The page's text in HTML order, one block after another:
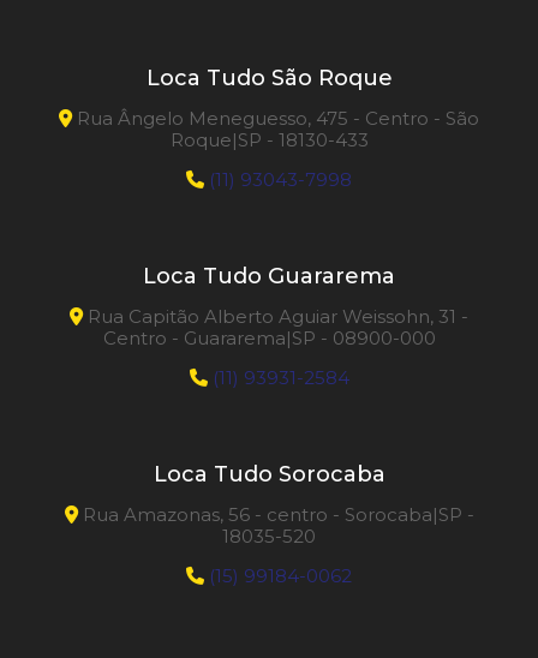
Loca Tudo São Roque
Rua Ângelo Meneguesso, 475 - Centro - São
Roque|SP - 18130-433
(11) 93043-7998
Loca Tudo Guararema
Rua Capitão Alberto Aguiar Weissohn, 31 -
Centro - Guararema|SP - 08900-000
(11) 93931-2584
Loca Tudo Sorocaba
Rua Amazonas, 56 - centro - Sorocaba|SP -
18035-520
(15) 99184-0062